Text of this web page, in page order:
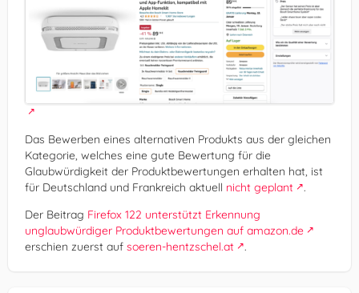
Das Bewerben eines alternativen Produkts aus der gleichen
Kategorie, welches eine gute Bewertung für die
Glaubwürdigkeit der Produktbewertungen erhalten hat, ist
für Deutschland und Frankreich aktuell nicht geplant
.
Der Beitrag Firefox 122 unterstützt Erkennung
unglaubwürdiger Produktbewertungen auf amazon.de
erschien zuerst auf soeren-hentzschel.at .